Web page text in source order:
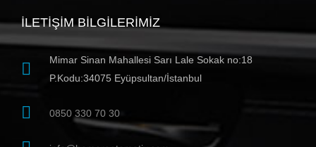
İLETIŞIM BILGILERIMIZ
Mimar Sinan Mahallesi Sarı Lale Sokak no:18
P.Kodu:34075 Eyüpsultan/İstanbul
0850 330 70 30